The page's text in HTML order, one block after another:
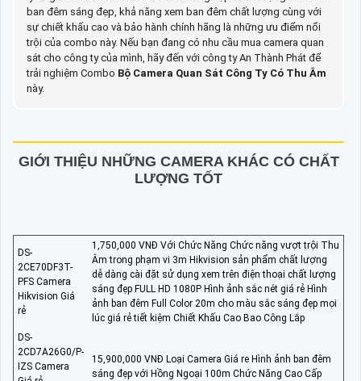
ban đêm sáng đẹp, khả năng xem ban đêm chất lượng cùng với
sự chiết khấu cao và bảo hành chính hãng là những ưu điểm nổi
trội của combo này. Nếu bạn đang có nhu cầu mua camera quan
sát cho công ty của mình, hãy đến với công ty An Thành Phát để
trải nghiệm Combo Bộ Camera Quan Sát Công Ty Có Thu Âm
này.
GIỚI THIỆU NHỮNG CAMERA KHÁC CÓ CHẤT
LƯỢNG TỐT
DS-
2CE70DF3T-
PFS Camera
Hikvision Giá
rẻ
1,750,000 VNĐ Với Chức Năng Chức năng vượt trội Thu
Âm trong phạm vi 3m Hikvision sản phẩm chất lượng
dễ dàng cài đặt sử dụng xem trên điện thoại chất lượng
sáng đẹp FULL HD 1080P Hình ảnh sắc nét giá rẻ Hình
ảnh ban đêm Full Color 20m cho màu sắc sáng đẹp mọi
lúc giá rẻ tiết kiệm Chiết Khấu Cao Bao Công Lắp
DS-
2CD7A26G0/P-
IZS Camera
15,900,000 VNĐ Loại Camera Giá re Hình ảnh ban đêm
sáng đẹp với Hồng Ngoại 100m Chức Năng Cao Cấp